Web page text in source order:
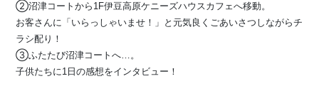
②沼津コートから1F伊豆高原ケニーズハウスカフェへ移動。
お客さんに「いらっしゃいませ！」と元気良くごあいさつしながらチ
ラシ配り！
③ふたたび沼津コートへ…。
子供たちに1日の感想をインタビュー！